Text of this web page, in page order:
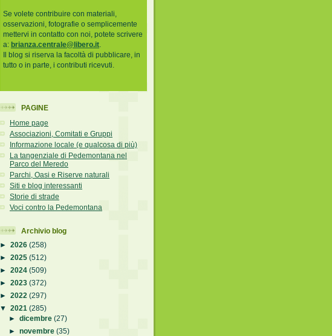
Se volete contribuire con materiali,
osservazioni, fotografie o semplicemente
mettervi in contatto con noi, potete scrivere
a: brianza.centrale@libero.it.
Il blog si riserva la facoltà di pubblicare, in
tutto o in parte, i contributi ricevuti.
PAGINE
Home page
Associazioni, Comitati e Gruppi
Informazione locale (e qualcosa di più)
La tangenziale di Pedemontana nel
Parco del Meredo
Parchi, Oasi e Riserve naturali
Siti e blog interessanti
Storie di strade
Voci contro la Pedemontana
Archivio blog
► 2026 (258)
► 2025 (512)
► 2024 (509)
► 2023 (372)
► 2022 (297)
▼ 2021 (285)
► dicembre (27)
► novembre (35)